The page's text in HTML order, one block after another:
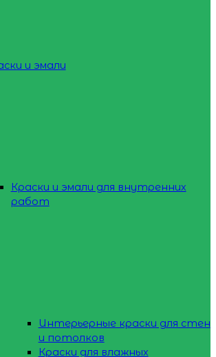
и эмали
Краски и эмали для внутренних
работ
Интерьерные краски для стен
и потолков
Краски для влажных